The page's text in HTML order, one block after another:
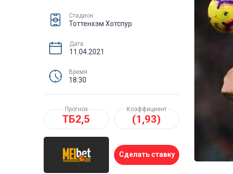
Стадион
Тоттенхэм Хотспур
Дата
11.04.2021
Время
18:30
Прогноз
ТБ2,5
Коэффициент
(1,93)
Сделать ставку